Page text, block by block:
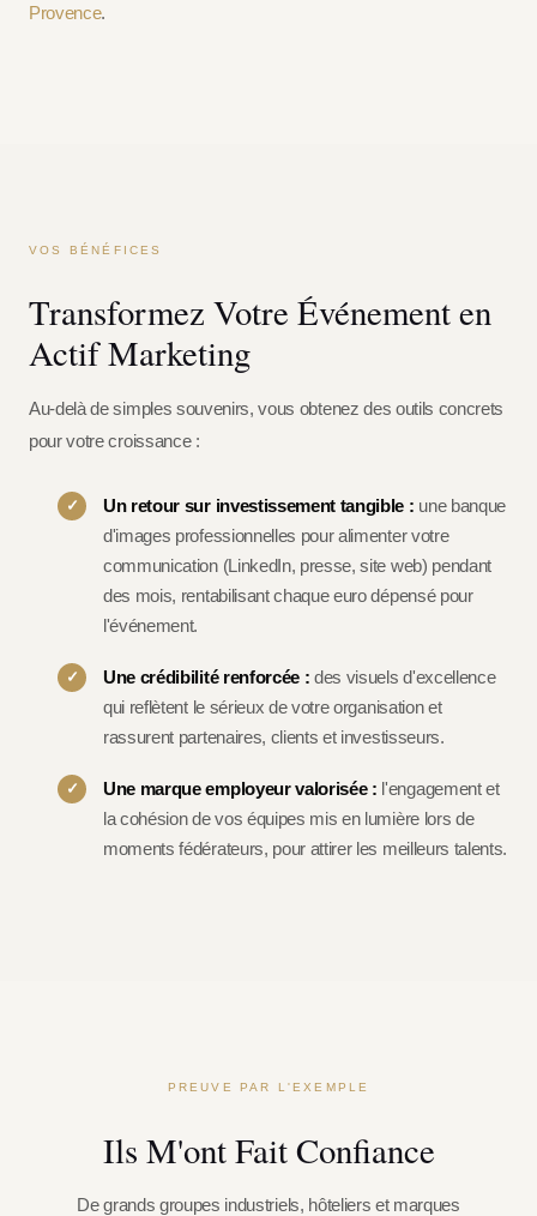
Provence.
VOS BÉNÉFICES
Transformez Votre Événement en
Actif Marketing
Au-delà de simples souvenirs, vous obtenez des outils concrets
pour votre croissance :
Un retour sur investissement tangible : une banque
d'images professionnelles pour alimenter votre
communication (LinkedIn, presse, site web) pendant
des mois, rentabilisant chaque euro dépensé pour
l'événement.
Une crédibilité renforcée : des visuels d'excellence
qui reflètent le sérieux de votre organisation et
rassurent partenaires, clients et investisseurs.
Une marque employeur valorisée : l'engagement et
la cohésion de vos équipes mis en lumière lors de
moments fédérateurs, pour attirer les meilleurs talents.
PREUVE PAR L'EXEMPLE
Ils M'ont Fait Confiance
De grands groupes industriels, hôteliers et marques